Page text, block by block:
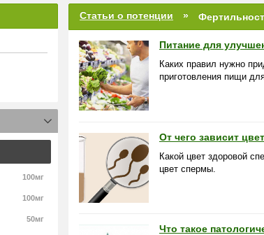
Статьи о потенции
Питание для
Каких правил нужно
приготовления пищи
От чего зависит
Какой цвет здоровой
цвет спермы.
Что такое
100мг
100мг
50мг